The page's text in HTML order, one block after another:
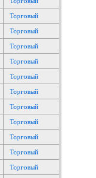
Торговый
Торговый
Торговый
Торговый
Торговый
Торговый
Торговый
Торговый
Торговый
Торговый
Торговый